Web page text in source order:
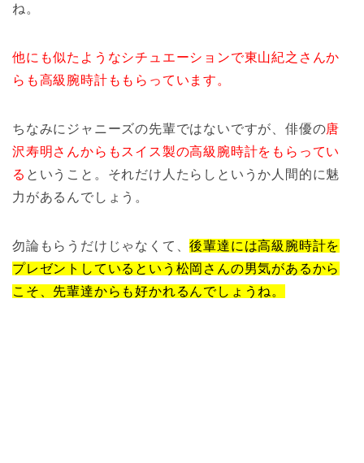
ね。
他にも似たようなシチュエーションで東山紀之さんか
らも高級腕時計ももらっています。
ちなみにジャニーズの先輩ではないですが、俳優の唐
沢寿明さんからもスイス製の高級腕時計をもらってい
る ということ。それだけ人たらしというか人間的に魅
力があるんでしょう。
勿論もらうだけじゃなくて、後輩達には高級腕時計を
プレゼントしているという松岡さんの男気があるから
こそ、先輩達からも好かれるんでしょうね。